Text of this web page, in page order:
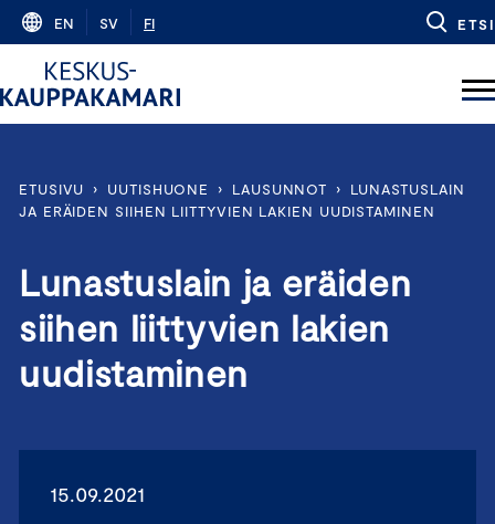
Skip
content
EN SV FI ETSI
ETUSIVU › UUTISHUONE › LAUSUNNOT ›
LUNASTUSLAIN
JA ERÄIDEN SIIHEN LIITTYVIEN LAKIEN UUDISTAMINEN
Lunastuslain ja eräiden
siihen liittyvien lakien
uudistaminen
15.09.2021